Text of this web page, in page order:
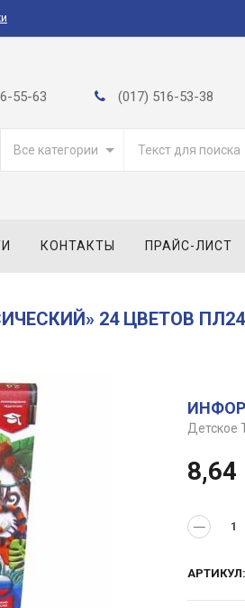
55-63 (017) 516-53-38
Все категории
КОНТАКТЫ ПРАЙС-ЛИСТ
24 ЦВЕТОВ
Детское
8,64
АРТИКУЛ: